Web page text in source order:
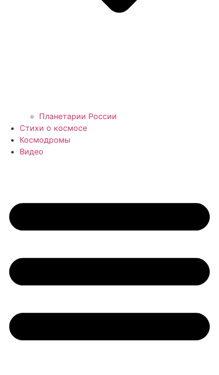
Планетарии России
Стихи о космосе
Космодромы
Видео